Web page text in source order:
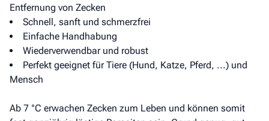
Entfernung von Zecken
Schnell, sanft und schmerzfrei
Einfache Handhabung
Wiederverwendbar und robust
Perfekt geeignet für Tiere (Hund, Katze, Pferd, ...) und
Mensch
Ab 7 °C erwachen Zecken zum Leben und können somit